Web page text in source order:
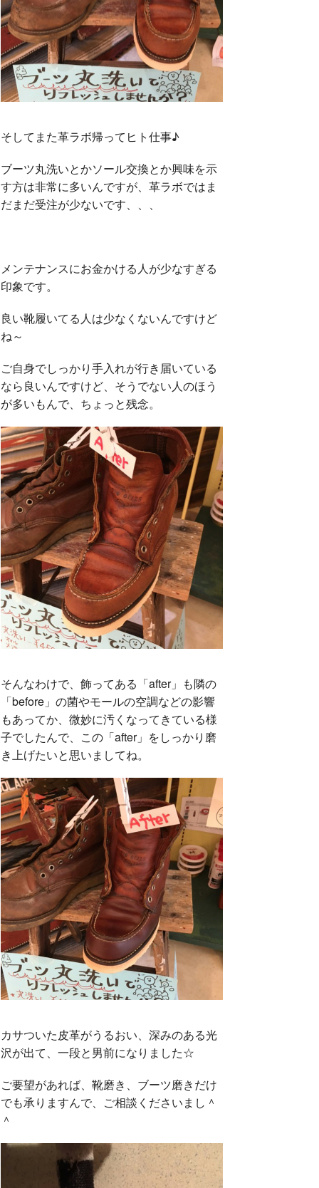
そしてまた革ラボ帰ってヒト仕事♪
ブーツ丸洗いとかソール交換とか興味を示
す方は非常に多いんですが、革ラボではま
だまだ受注が少ないです、、、
メンテナンスにお金かける人が少なすぎる
印象です。
良い靴履いてる人は少なくないんですけど
ね～
ご自身でしっかり手入れが行き届いている
なら良いんですけど、そうでない人のほう
が多いもんで、ちょっと残念。
そんなわけで、飾ってある「after」も隣の
「before」の菌やモールの空調などの影響
もあってか、微妙に汚くなってきている様
子でしたんで、この「after」をしっかり磨
き上げたいと思いましてね。
カサついた皮革がうるおい、深みのある光
沢が出て、一段と男前になりました☆
ご要望があれば、靴磨き、ブーツ磨きだけ
でも承りますんで、ご相談くださいまし＾
＾